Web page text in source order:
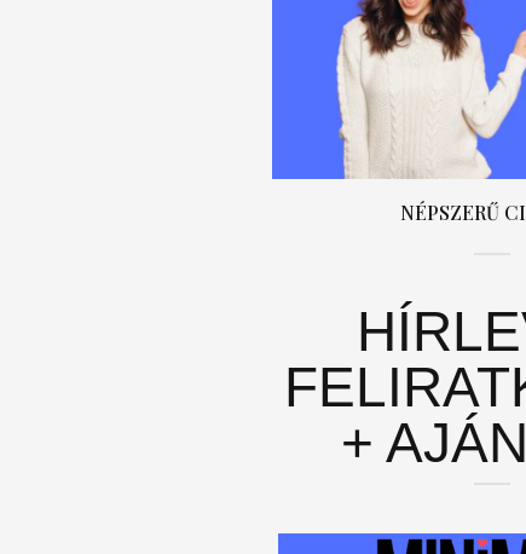
NÉPSZERŰ
+